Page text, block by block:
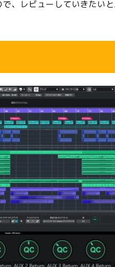
、レビューしていきたいと